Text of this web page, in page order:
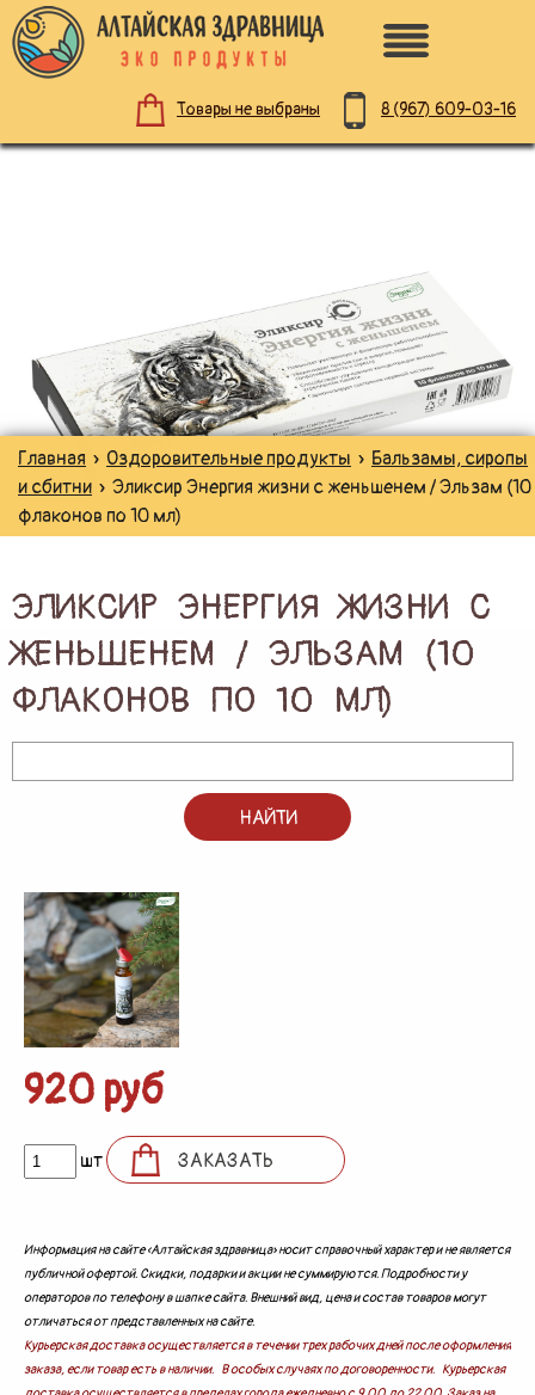
ПО НАЗНАЧЕНИЮ
НАТУРАЛЬНАЯ КОСМЕТИКА
ДЛЯ ЗДОРОВЬЯ
ДЛЯ ДЕТЕЙ
БЛОГ
8 (967) 609-03-16
Товары не выбраны
Главная » Оздоровительные продукты » Бальзамы, сиропы
и сбитни » Эликсир Энергия жизни с женьшенем / Эльзам (10
флаконов по 10 мл)
ЭЛИКСИР ЭНЕРГИЯ ЖИЗНИ С
ЖЕНЬШЕНЕМ / ЭЛЬЗАМ (10
ФЛАКОНОВ ПО 10 МЛ)
НАЙТИ
920 руб
шт ЗАКАЗАТЬ
Информация на сайте «Алтайская здравница» носит справочный характер и не является
публичной офертой. Скидки, подарки и акции не суммируются. Подробности у
операторов по телефону в шапке сайта. Внешний вид, цена и состав товаров могут
отличаться от представленных на сайте.
Курьерская доставка осуществляется в течении трех рабочих дней после оформления
заказа, если товар есть в наличии. В особых случаях по договоренности. Курьерская